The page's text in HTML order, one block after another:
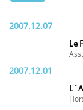
2007.12.07
Le
2007.12.01